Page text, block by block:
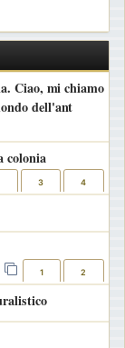
Ciao, mi chiamo
dell'ant
colonia
3 4
1 2